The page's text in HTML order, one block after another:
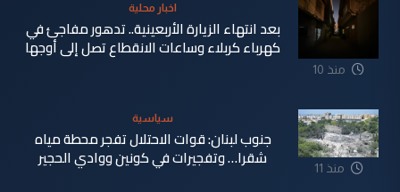
منذ 10
اخبار محلية
بعد انتهاء الزيارة الأربعينية.. تدهور مفاجئ في
كهرباء كربلاء وساعات الانقطاع تصل إلى أوجها
منذ 11
سياسية
جنوب لبنان: قوات الاحتلال تفجر محطة مياه
شقرا… وتفجيرات في كونين ووادي الحجير